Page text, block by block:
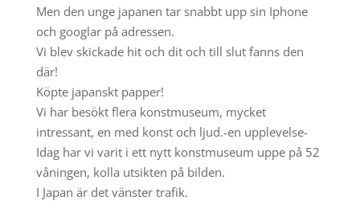
Men den unge japanen tar snabbt upp sin Iphone
och googlar på adressen.
Vi blev skickade hit och dit och till slut fanns den
där!
Köpte japanskt papper!
Vi har besökt flera konstmuseum, mycket
intressant, en med konst och ljud.-en upplevelse-
Idag har vi varit i ett nytt konstmuseum uppe på 52
våningen, kolla utsikten på bilden.
I Japan är det vänster trafik.